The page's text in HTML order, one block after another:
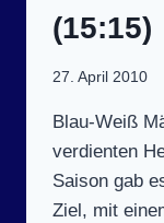
(15:15)
27. April 2010
Blau-Weiß
verdienten
Saison gab
Ziel, mit